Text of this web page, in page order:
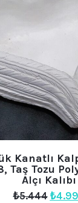
Kanatlı
Taş Tozu
Alçı Kalıbı
₺5.444 ₺